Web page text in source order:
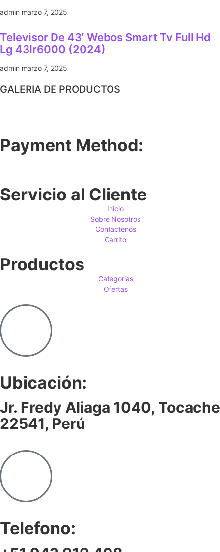
admin marzo 7, 2025
Televisor De 43′ Webos Smart Tv Full Hd
Lg 43lr6000 (2024)
admin marzo 7, 2025
GALERIA DE PRODUCTOS
Payment Method:
Servicio al Cliente
Inicio
Sobre Nosotros
Contactenos
Carrito
Productos
Categorias
Ofertas
Ubicación:
Jr. Fredy Aliaga 1040, Tocache
22541, Perú
Telefono: